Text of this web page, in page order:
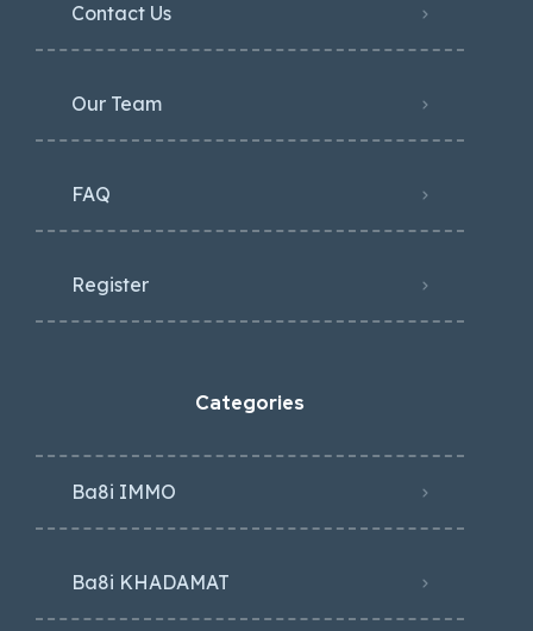
Contact Us
Our Team
FAQ
Register
Categories
Ba8i IMMO
Ba8i KHADAMAT